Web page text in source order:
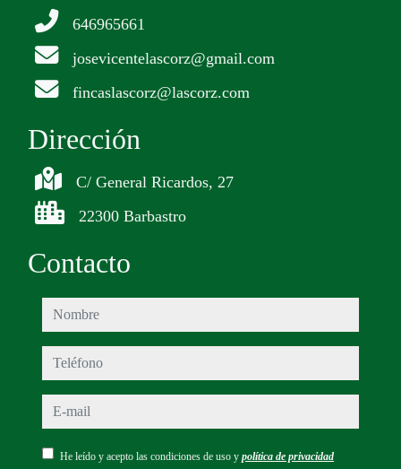
646965661
josevicentelascorz@gmail.com
fincaslascorz@lascorz.com
Dirección
C/ General Ricardos, 27
22300 Barbastro
Contacto
nombre
teléfono
e-mail
He leído y acepto las condiciones de uso y política de privacidad